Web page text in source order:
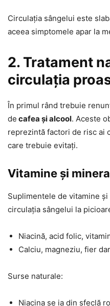
Circulația sângelui este
aceea simptomele apar la
2. Tratament
circulația
În primul rând trebuie
de cafea și alcool. Aceste
reprezintă factori de risc ai
care trebuie evitați.
Vitamine și
Suplimentele de vitamine
circulația sângelui la
Niacină, acid folic,
Calciu, magneziu, fier
Surse naturale:
Niacina se ia din sfeclă